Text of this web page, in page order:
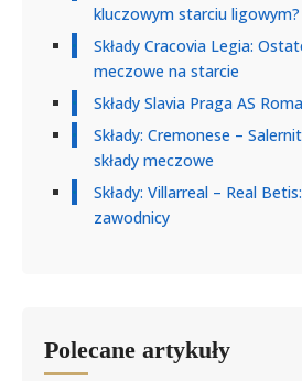
kluczowym starciu ligowym?
Składy Cracovia Legia:
meczowe na starcie
Składy Slavia Praga AS
Składy: Cremonese –
składy meczowe
Składy: Villarreal – Real
zawodnicy
Polecane artykuły